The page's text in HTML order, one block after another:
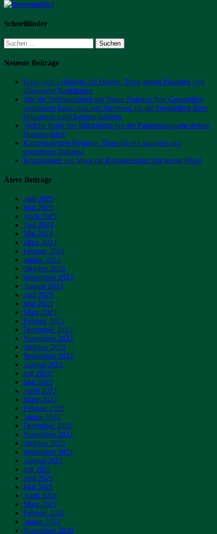
Schnellfinder
Suchen
nach:
Neueste Beiträge
Haut- und Fellpflege für Hunde: Tipps gegen Parasiten und
allergische Reaktionen
Wie die Verbundenheit mit Ihrem Haustier Ihre Gesundheit
verbessern kann: und wie Sie etwas für die Gesundheit Ihres
Haustieres zurückgeben können
Welche Rolle das Mikrobiom bei der Parasitenabwehr deines
Hundes spielt
Katzentoiletten-Hygiene: Tipps für ein sauberes und
stressfreies Zuhause
Kratztonnen: ein Muss für Katzenbesitzer mit wenig Platz!
Ätere Beiträge
Juni 2025
Mai 2025
April 2025
Juni 2024
Mai 2024
März 2024
Februar 2024
Januar 2024
Oktober 2023
September 2023
August 2023
Juni 2023
Mai 2023
März 2023
Februar 2023
Dezember 2022
November 2022
Oktober 2022
September 2022
August 2022
Juli 2022
Mai 2022
April 2022
März 2022
Februar 2022
Januar 2022
Dezember 2021
November 2021
Oktober 2021
September 2021
August 2021
Juli 2021
Juni 2021
Mai 2021
April 2021
März 2021
Februar 2021
Januar 2021
November 2020